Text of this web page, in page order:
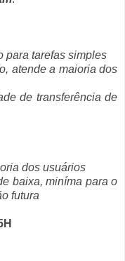
para tarefas simples
atende a maioria dos
de transferência de
dos usuários
baixa, miníma para o
futura